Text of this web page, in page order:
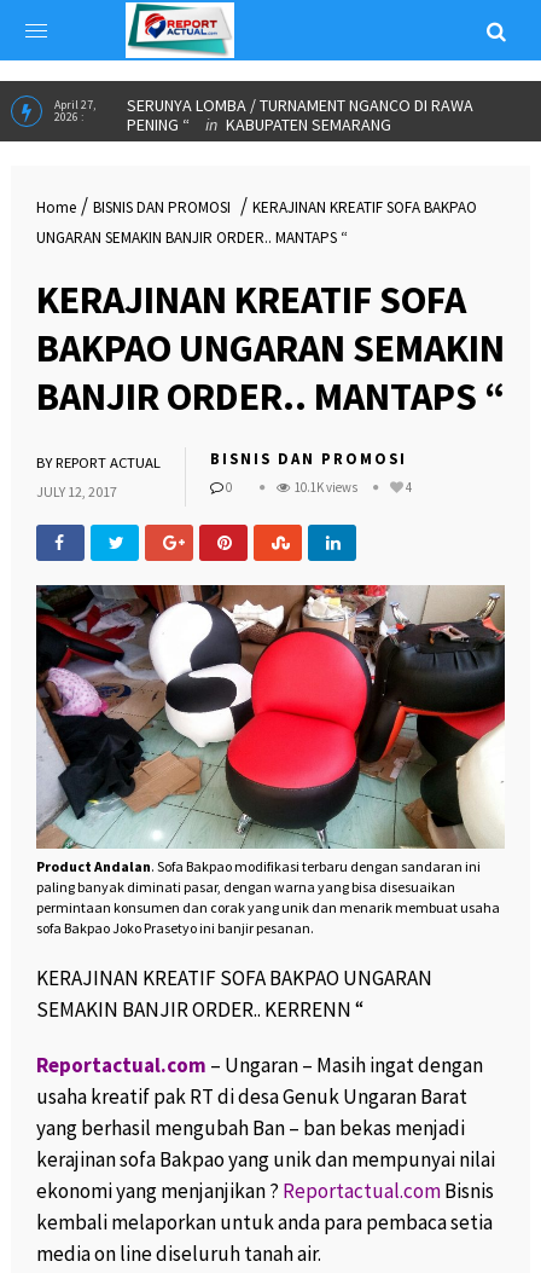
April 27,
2026 :
LAUNCHING PAGUYUBAN SEDULUR ANCO RAWA PENING (
PAGSAR )” inBUDAYA LELUHUR
Home / BISNIS DAN PROMOSI / KERAJINAN KREATIF SOFA BAKPAO
UNGARAN SEMAKIN BANJIR ORDER.. MANTAPS “
KERAJINAN KREATIF SOFA
BAKPAO UNGARAN SEMAKIN
BANJIR ORDER.. MANTAPS “
BYREPORT ACTUAL
JULY 12, 2017
BISNIS DAN PROMOSI
0 10.1K views 4
Product Andalan. Sofa Bakpao modifikasi terbaru dengan sandaran ini
paling banyak diminati pasar, dengan warna yang bisa disesuaikan
permintaan konsumen dan corak yang unik dan menarik membuat usaha
sofa Bakpao Joko Prasetyo ini banjir pesanan.
KERAJINAN KREATIF SOFA BAKPAO UNGARAN
SEMAKIN BANJIR ORDER.. KERRENN “
Reportactual.com – Ungaran – Masih ingat dengan
usaha kreatif pak RT di desa Genuk Ungaran Barat
yang berhasil mengubah Ban – ban bekas menjadi
kerajinan sofa Bakpao yang unik dan mempunyai nilai
ekonomi yang menjanjikan ? Reportactual.comBisnis
kembali melaporkan untuk anda para pembaca setia
media on line diseluruh tanah air.